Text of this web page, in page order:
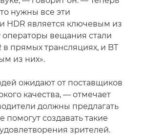
нужны все эти
HDR является ключевым из
операторы вещания стали
прямых трансляциях, и BT
из них».
ожидают от поставщиков
качества, — отмечает
должны предлагать
помогут создавать такие
зрителей.